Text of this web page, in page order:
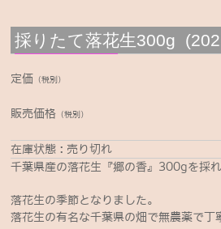
採りたて落花生300g
定価 （税別）
販売価格 （税別）
在庫状態 : 売り切れ
千葉県産の落花生『郷の香』300gを採
落花生の季節となりました。
落花生の有名な千葉県の畑で無農薬で丁